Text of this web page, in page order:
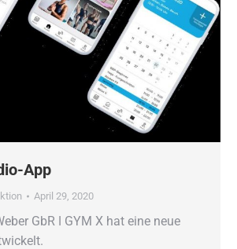
App
April 29, 2020
GbR ǀ GYM X hat eine neue